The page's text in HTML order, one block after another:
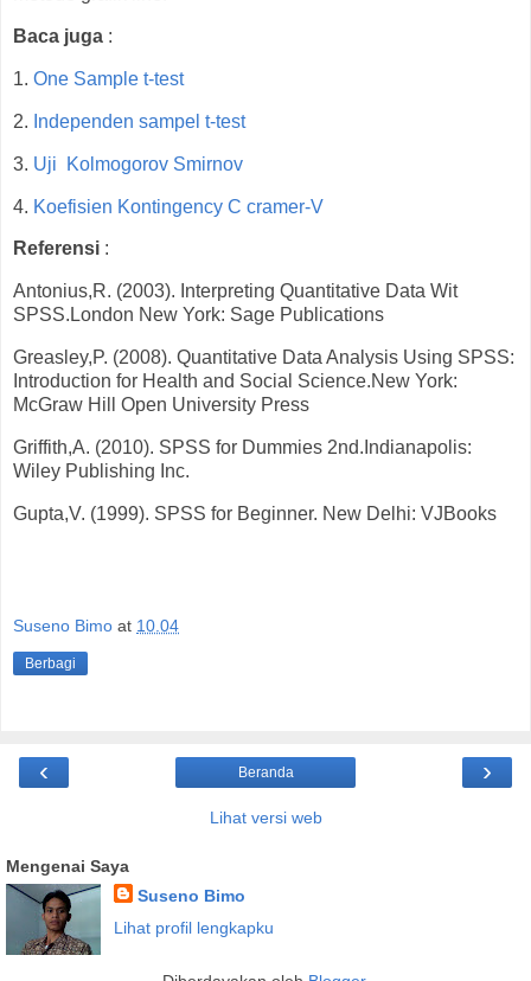
Baca juga :
1. One Sample t-test
2. Independen sampel t-test
3. Uji Kolmogorov Smirnov
4. Koefisien Kontingency C cramer-V
Referensi :
Antonius,R. (2003). Interpreting Quantitative Data Wit
SPSS.London New York: Sage Publications
Greasley,P. (2008). Quantitative Data Analysis Using SPSS:
Introduction for Health and Social Science.New York:
McGraw Hill Open University Press
Griffith,A. (2010). SPSS for Dummies 2nd.Indianapolis:
Wiley Publishing Inc.
Gupta,V. (1999). SPSS for Beginner. New Delhi: VJBooks
Suseno Bimo at 10.04
Berbagi
‹ ›
Beranda
Lihat versi web
Mengenai Saya
Suseno Bimo
Lihat profil lengkapku